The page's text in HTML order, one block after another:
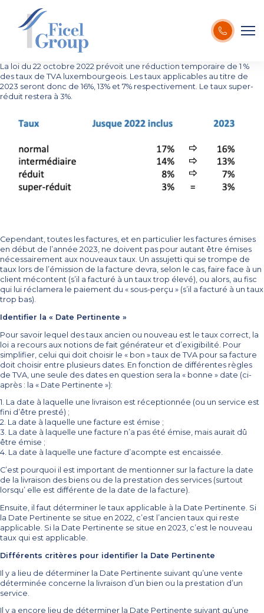
La loi du 22 octobre 2022 prévoit une réduction temporaire de 1 %
des taux de TVA luxembourgeois. Les taux applicables au titre de
2023 seront donc de 16%, 13% et 7% respectivement. Le taux super-
réduit restera à 3%.
Cependant, toutes les factures, et en particulier les factures émises
en début de l’année 2023, ne doivent pas pour autant être émises
nécessairement aux nouveaux taux. Un assujetti qui se trompe de
taux lors de l’émission de la facture devra, selon le cas, faire face à un
client mécontent (s’il a facturé à un taux trop élevé), ou alors, au fisc
qui lui réclamera le paiement du « sous-perçu » (s’il a facturé à un taux
trop bas).
Identifier la « Date Pertinente »
Pour savoir lequel des taux ancien ou nouveau est le taux correct, la
loi a recours aux notions de fait générateur et d’exigibilité. Pour
simplifier, celui qui doit choisir le « bon » taux de TVA pour sa facture
doit choisir entre plusieurs dates. En fonction de différentes règles
de TVA, une seule des dates en question sera la « bonne » date (ci-
après : la « Date Pertinente »):
1. La date à laquelle une livraison est réceptionnée (ou un service est
fini d’être presté) ;
2. La date à laquelle une facture est émise ;
3. La date à laquelle une facture n’a pas été émise, mais aurait dû
être émise ;
4. La date à laquelle une facture d’acompte est encaissée.
C’est pourquoi il est important de mentionner sur la facture la date
de la livraison des biens ou de la prestation des services (surtout
lorsqu’ elle est différente de la date de la facture).
Ensuite, il faut déterminer le taux applicable à la Date Pertinente. Si
la Date Pertinente se situe en 2022, c’est l’ancien taux qui reste
applicable. Si la Date Pertinente se situe en 2023, c’est le nouveau
taux qui est applicable.
Différents critères pour identifier la Date Pertinente
Il y a lieu de déterminer la Date Pertinente suivant qu’une vente
déterminée concerne la livraison d’un bien ou la prestation d’un
service.
Il y a encore lieu de déterminer la Date Pertinente suivant qu’une